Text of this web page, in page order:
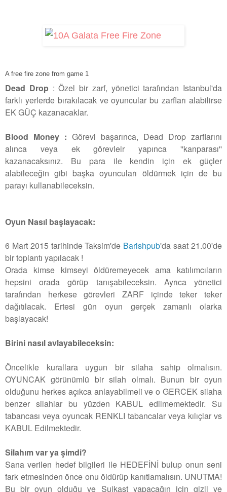
A free fire zone from game 1
Dead Drop : Özel bir zarf, yönetici tarafından Istanbul'da
farklı yerlerde bırakılacak ve oyuncular bu zarfları alabilirse
EK GÜÇ kazanacaklar.
Blood Money : Görevi başarınca, Dead Drop zarflarını
alınca veya ek görevleir yapınca ''kanparası''
kazanacaksınız. Bu para ile kendin için ek güçler
alabileceğin gibi başka oyuncuları öldürmek için de bu
parayı kullanabileceksin.
Oyun Nasıl başlayacak:
6 Mart 2015 tarihinde Taksim'de Barishpub'da saat 21.00'de
bir toplantı yapılacak !
Orada kimse kimseyi öldüremeyecek ama katılımcıların
hepsini orada görüp tanışabileceksin. Ayrıca yönetici
tarafından herkese görevleri ZARF içinde teker teker
dağıtılacak. Ertesi gün oyun gerçek zamanlı olarka
başlayacak!
Birini nasıl avlayabileceksin:
Öncelikle kurallara uygun bir silaha sahip olmalısın.
OYUNCAK görünümlü bir silah olmalı. Bunun bir oyun
olduğunu herkes açıkca anlayabilmeli ve o GERCEK silaha
benzer silahlar bu yüzden KABUL edilmemektedir. Su
tabancası veya oyuncak RENKLI tabancalar veya kılıçlar vs
KABUL Edilmektedir.
Silahım var ya şimdi?
Sana verilen hedef bilgileri ile HEDEFİNİ bulup onun seni
fark etmesinden önce onu öldürüp kanıtlamalısın. UNUTMA!
Bu bir oyun olduğu ve Suikast yapacağın için gizli ve